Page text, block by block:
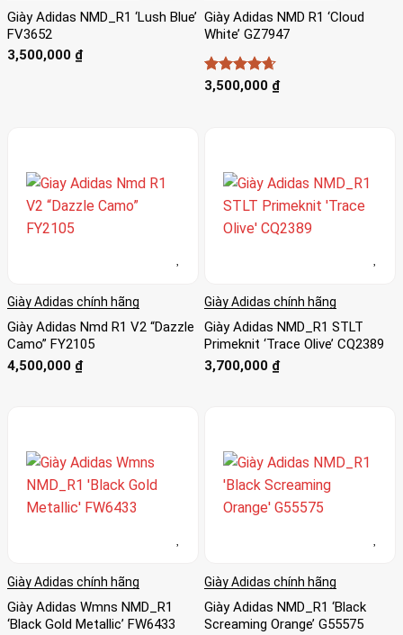
Giày Adidas NMD_R1 ‘Lush Blue’
FV3652
3,500,000 ₫
Giày Adidas NMD R1 ‘Cloud
White’ GZ7947
Được xếp
3,500,000 ₫
Giày Adidas chính hãng
Giày Adidas Nmd R1 V2 “Dazzle
Camo” FY2105
4,500,000 ₫
Giày Adidas chính hãng
Giày Adidas NMD_R1 STLT
Primeknit ‘Trace Olive’ CQ2389
3,700,000 ₫
Giày Adidas chính hãng
Giày Adidas Wmns NMD_R1
‘Black Gold Metallic’ FW6433
Giày Adidas chính hãng
Giày Adidas NMD_R1 ‘Black
Screaming Orange’ G55575